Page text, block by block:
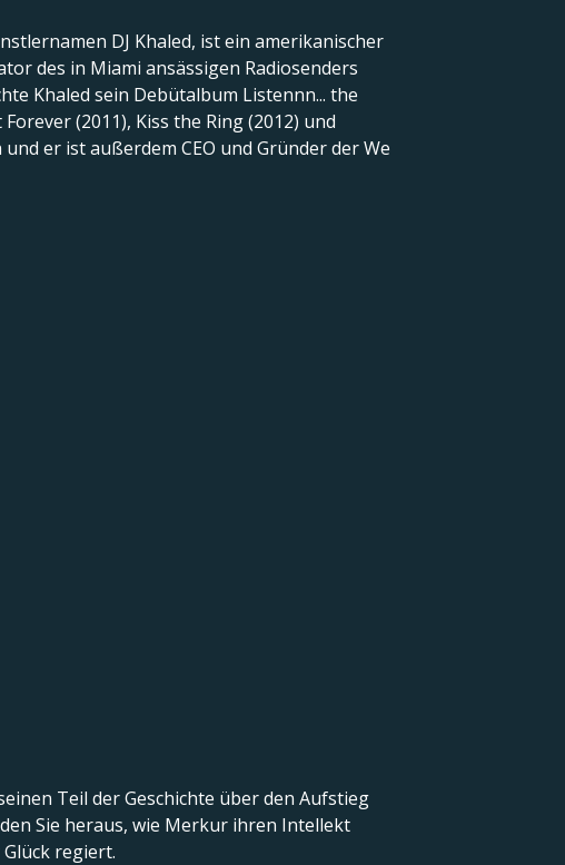
DJ Khaled, ist ein amerikanischer
des in Miami ansässigen Radiosenders
Khaled sein Debütalbum Listennn... the
(2011), Kiss the Ring (2012) und
er ist außerdem CEO und Gründer der We
Teil der Geschichte über den Aufstieg
Sie heraus, wie Merkur ihren Intellekt
regiert.